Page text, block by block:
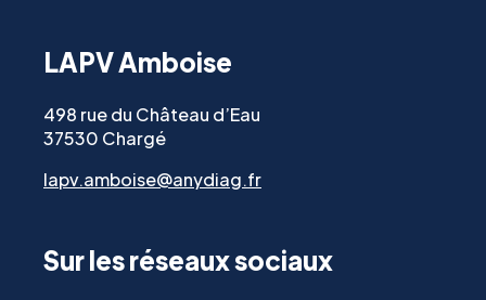
LAPV Amboise
498 rue du Château d’Eau
37530 Chargé
lapv.amboise@anydiag.fr
Sur les réseaux sociaux